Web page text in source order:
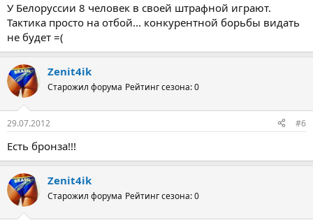
У Белоруссии 8 человек в своей штрафной играют.
Тактика просто на отбой... конкурентной борьбы видать
не будет =(
Zenit4ik
Старожил форума Рейтинг сезона: 0
29.07.2012 #6
Есть бронза!!!
Zenit4ik
Старожил форума Рейтинг сезона: 0